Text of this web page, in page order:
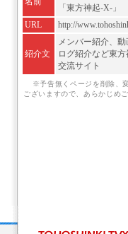
「東方神起-X-」
URL
http://
紹介文
メンバー紹介、
ログ紹介など東
交流サイト
※予告無くページを削除、
ございますので、あらかじめ